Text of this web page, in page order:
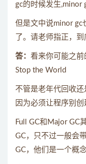
gc的时候发生,minor
但是文中说minor gc
了。请老师指正，
答： 看来你可能之
Stop the World
不管是老年代回收还
因为必须让程序别
Full GC和Major GC
GC，只不过一般会
GC，他们是一个概